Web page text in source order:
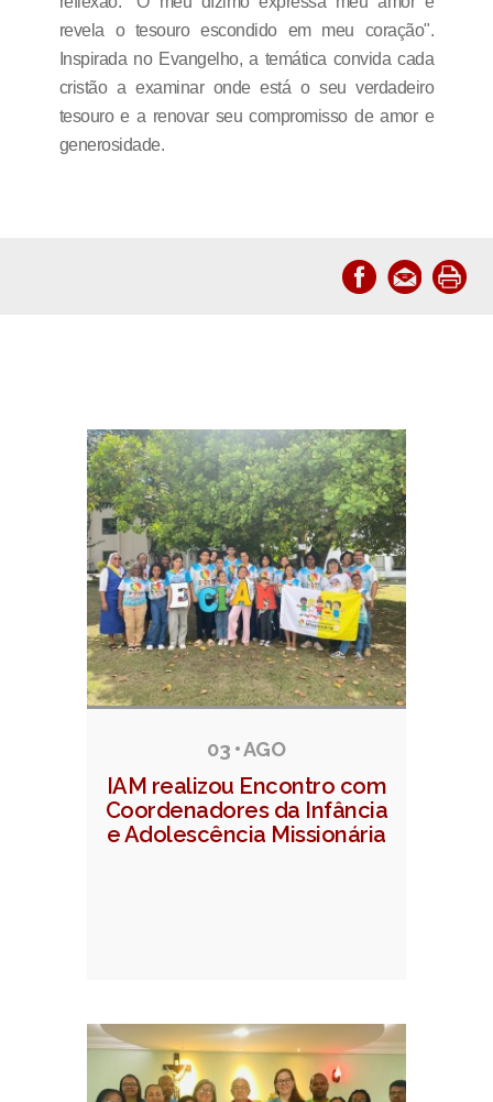
revela o tesouro escondido em meu coração".
Inspirada no Evangelho, a temática convida cada
cristão a examinar onde está o seu verdadeiro
tesouro e a renovar seu compromisso de amor e
generosidade.
Notícias relacionadas
03 • AGO
IAM realizou Encontro com
Coordenadores da Infância
e Adolescência Missionária